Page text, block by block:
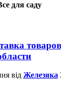
для саду
від Железяка